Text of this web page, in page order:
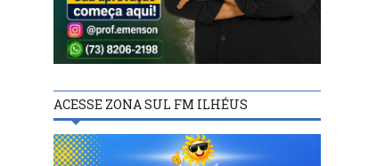
ACESSE ZONA SUL FM ILHÉUS